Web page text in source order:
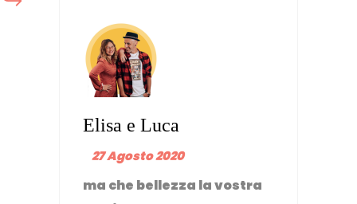
Elisa e Luca
27 Agosto 2020
ma che bellezza la vostra